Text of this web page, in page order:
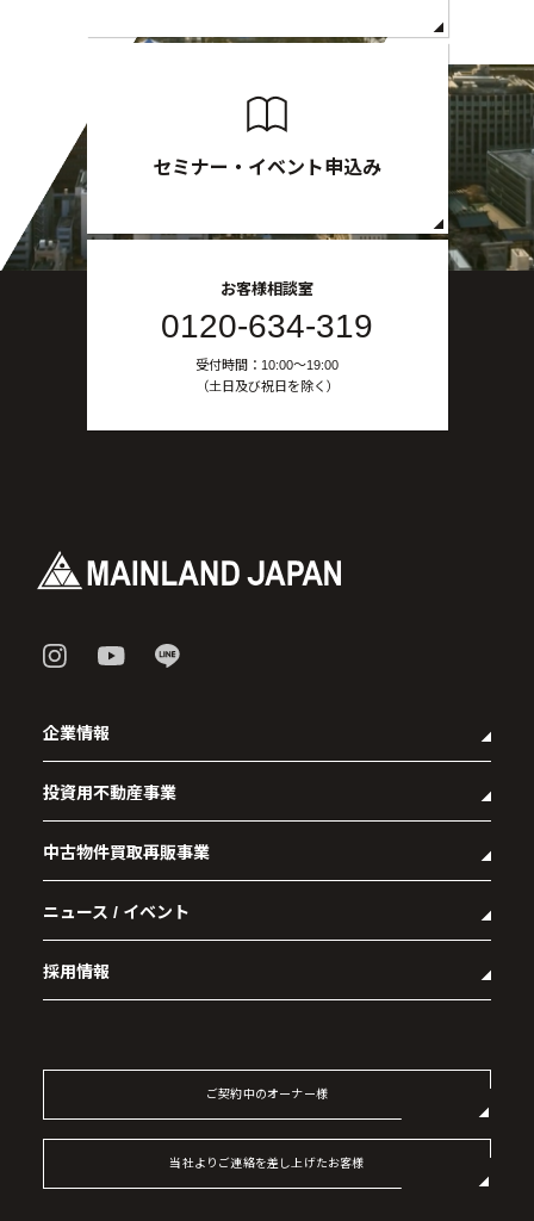
セミナー・イベント申込み
お客様相談室
0120-634-319
受付時間：10:00〜19:00
（土日及び祝日を除く）
企業情報
- 企業理念
- 代表メッセージ
- 会社概要
- アクセス
- 社会貢献活動
投資用不動産事業
- マンション経営をお考えの方へ
- メインランドグループの強み
- オーナーズデータ
- 資産運用型マンション メインステージシリーズ
中古物件買取再販事業
- RE:MAIN
- リノベーション物件一覧
- リノベーション物件お問い合わせ
ニュース / イベント
採用情報
- 記事一覧
ご契約中のオーナー様
当社よりご連絡を差し上げたお客様